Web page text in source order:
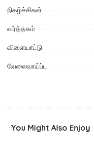
நிகழ்ச்சிகள்
வர்த்தகம்
விளையாட்டு
வேலைவாய்ப்பு
You Might Also Enjoy